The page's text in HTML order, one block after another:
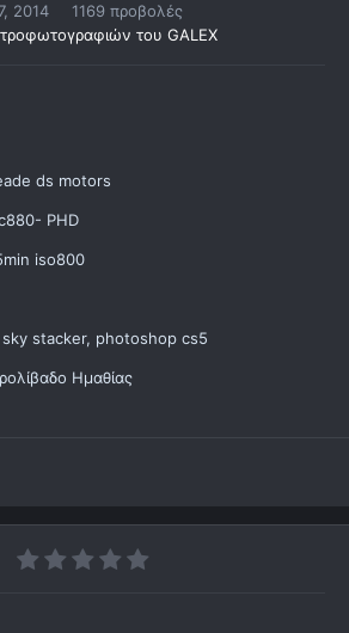
2014
1169 προβολές
του GALEX
ds motors
PHD
iso800
sky stacker, photoshop cs5
Ημαθίας